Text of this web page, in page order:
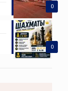
0
0